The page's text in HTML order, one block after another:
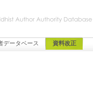
データベース 資料改正